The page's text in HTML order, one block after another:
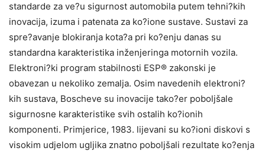
standarde za ve?u sigurnost automobila putem tehni?kih
inovacija, izuma i patenata za ko?ione sustave. Sustavi za
spre?avanje blokiranja kota?a pri ko?enju danas su
standardna karakteristika inženjeringa motornih vozila.
Elektroni?ki program stabilnosti ESP® zakonski je
obavezan u nekoliko zemalja. Osim navedenih elektroni?
kih sustava, Boscheve su inovacije tako?er poboljšale
sigurnosne karakteristike svih ostalih ko?ionih
komponenti. Primjerice, 1983. lijevani su ko?ioni diskovi s
visokim udjelom ugljika znatno poboljšali rezultate ko?enja